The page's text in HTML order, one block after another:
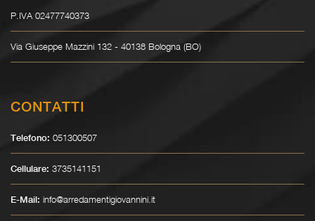
P.IVA 02477740373
Via Giuseppe Mazzini 132 - 40138 Bologna (BO)
CONTATTI
Telefono: 051300507
Cellulare: 3735141151
E-Mail: info@arredamentigiovannini.it